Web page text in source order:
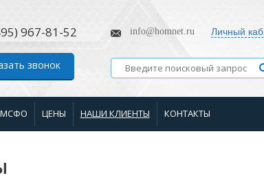
967-81-52
звонок
info@homnet.ru Личный
МСФО ЦЕНЫ НАШИ КЛИЕНТЫ КОНТАКТЫ